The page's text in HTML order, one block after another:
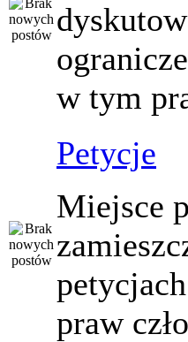
w tym
Petycje
Miejsce
praw